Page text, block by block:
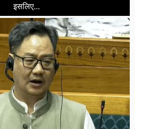
इसलिए...